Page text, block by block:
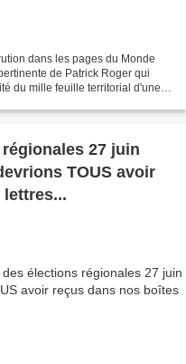
dans les pages du Monde
de Patrick Roger qui
du mille feuille territorial d'une
27 juin
TOUS avoir